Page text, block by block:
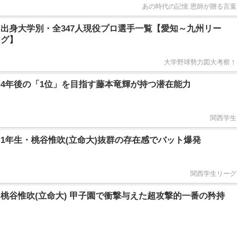
あの時代の記憶 恩師が贈る言葉
出身大学別・全347人現役プロ選手一覧【愛知～九州リー
グ】
大学野球勢力図大考察！
4年後の「1位」を目指す藤本竜輝が持つ潜在能力
関西学生
1年生・桃谷惟吹(立命大)抜群の存在感でバット爆発
関西学生リーグ
桃谷惟吹(立命大) 甲子園で衝撃与えた超攻撃的一番の矜持